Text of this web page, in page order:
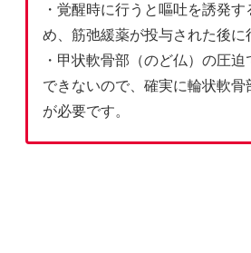
・覚醒時に行うと嘔吐を誘発
め、筋弛緩薬が投与された後に
・甲状軟骨部（のど仏）の圧
できないので、確実に輪状軟骨
が必要です。